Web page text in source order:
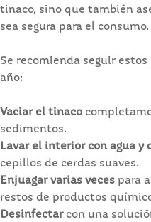
tinaco, sino que también
sea segura para el consumo.
Se recomienda seguir
año:
Vaciar el tinaco
sedimentos.
Lavar el interior con agua y
cepillos de cerdas suaves.
Enjuagar varias veces para
restos de productos
Desinfectar con una